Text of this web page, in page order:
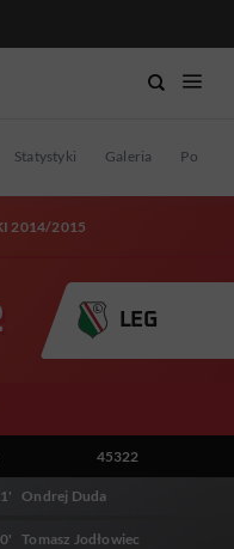
Statystyki Galeria
2014/2015
LEG
45322
Ondrej Duda
Tomasz Jodłowiec